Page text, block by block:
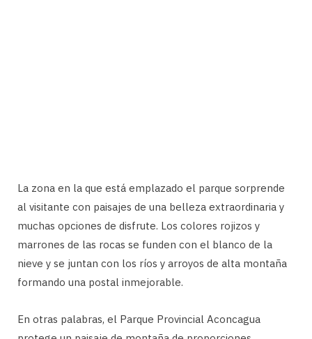
La zona en la que está emplazado el parque sorprende
al visitante con paisajes de una belleza extraordinaria y
muchas opciones de disfrute. Los colores rojizos y
marrones de las rocas se funden con el blanco de la
nieve y se juntan con los ríos y arroyos de alta montaña
formando una postal inmejorable.
En otras palabras, el Parque Provincial Aconcagua